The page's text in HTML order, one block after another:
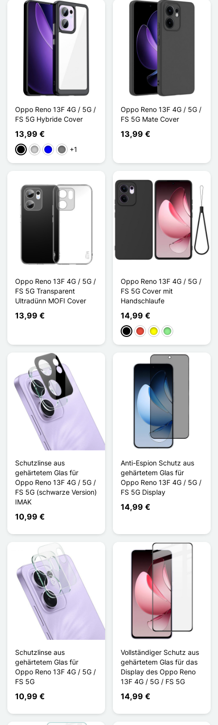
Oppo Reno 13F 4G / 5G /
FS 5G Hybride Cover
13,99 €
SchwarzTransparent
BlauGris Transparent
+1
Oppo Reno 13F 4G / 5G /
FS 5G Mate Cover
13,99 €
Oppo Reno 13F 4G / 5G /
FS 5G Transparent
Ultradünn MOFI Cover
13,99 €
Oppo Reno 13F 4G / 5G /
FS 5G Cover mit
Handschlaufe
14,99 €
Schwarz
Rot GelbHellgrün
Schutzlinse aus
gehärtetem Glas für
Oppo Reno 13F 4G / 5G /
FS 5G (schwarze Version)
IMAK
10,99 €
Anti-Espion Schutz aus
gehärtetem Glas für
Oppo Reno 13F 4G / 5G /
FS 5G Display
14,99 €
Schutzlinse aus
gehärtetem Glas für
Oppo Reno 13F 4G / 5G /
FS 5G
10,99 €
Vollständiger Schutz aus
gehärtetem Glas für das
Display des Oppo Reno
13F 4G / 5G / FS 5G
14,99 €